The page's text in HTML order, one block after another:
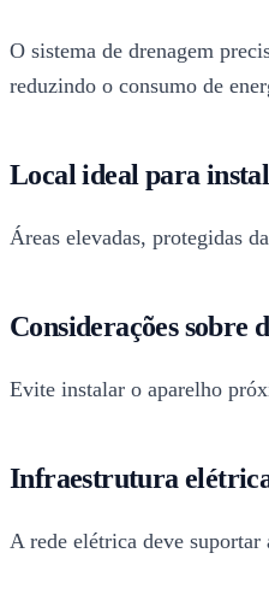
O sistema de drenagem
reduzindo o consumo de
Local ideal para
Áreas elevadas, protegidas
Considerações sobre
Evite instalar o aparelho
Infraestrutura
A rede elétrica deve